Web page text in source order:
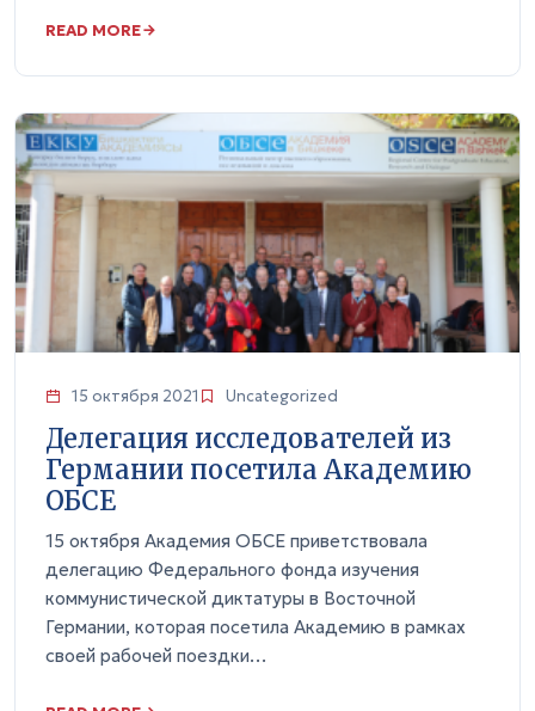
READ MORE
15 октября 2021 Uncategorized
Делегация исследователей из
Германии посетила Академию
ОБСЕ
15 октября Академия ОБСЕ приветствовала
делегацию Федерального фонда изучения
коммунистической диктатуры в Восточной
Германии, которая посетила Академию в рамках
своей рабочей поездки…